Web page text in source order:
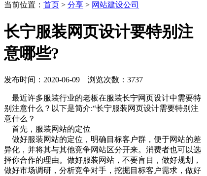
当前位置： 首页 > 分享 > 网站建设公司
长宁服装网页设计要特别注
意哪些?
发布时间：2020-06-09 浏览次数：3737
最近许多服装行业的老板在服装长宁网页设计中需要特
别注意什么？以下是简介:“长宁服装网页设计需要特别注
意什么？
首先，服装网站的定位
做好服装网站的定位，明确目标客户群，便于网站的差
异化，并将其与其他竞争网站区分开来。消费者也可以选
择你合作的理由。做好服装网站，不要盲目，做好规划，
做好市场调研，分析竞争对手，挖掘目标客户需求，做好